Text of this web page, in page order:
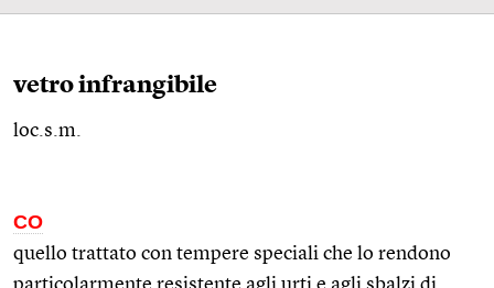
vetro infrangibile
loc.s.m.
CO
quello trattato con tempere speciali che lo rendono